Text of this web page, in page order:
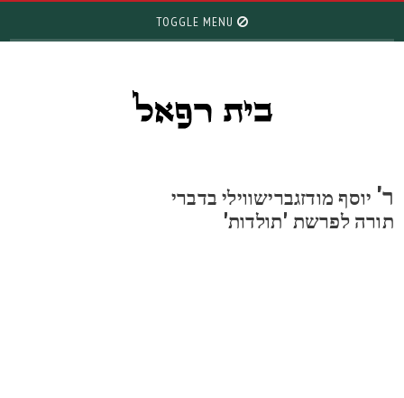
TOGGLE MENU
יוסף מודזגברישווילי בדברי
לפרשת 'תולדות'